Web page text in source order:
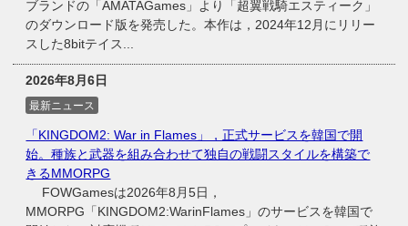
ブランドの「AMATAGames」より「超翼戦騎エスティーク」
のダウンロード版を発売した。本作は，2024年12月にリリー
スした8bitテイス...
2026年8月6日
最新ニュース
「KINGDOM2: War in Flames」，正式サービスを韓国で開
始。種族と武器を組み合わせて独自の戦闘スタイルを構築で
きるMMORPG
FOWGamesは2026年8月5日，
MMORPG「KINGDOM2:WarinFlames」のサービスを韓国で